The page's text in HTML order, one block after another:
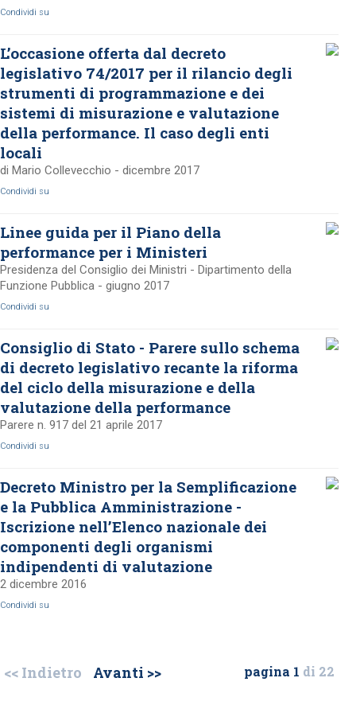
Condividi su
L’occasione offerta dal decreto
legislativo 74/2017 per il rilancio degli
strumenti di programmazione e dei
sistemi di misurazione e valutazione
della performance. Il caso degli enti
locali
di Mario Collevecchio - dicembre 2017
Condividi su
Linee guida per il Piano della
performance per i Ministeri
Presidenza del Consiglio dei Ministri - Dipartimento della
Funzione Pubblica - giugno 2017
Condividi su
Consiglio di Stato - Parere sullo schema
di decreto legislativo recante la riforma
del ciclo della misurazione e della
valutazione della performance
Parere n. 917 del 21 aprile 2017
Condividi su
Decreto Ministro per la Semplificazione
e la Pubblica Amministrazione -
Iscrizione nell’Elenco nazionale dei
componenti degli organismi
indipendenti di valutazione
2 dicembre 2016
Condividi su
<< Indietro Avanti >> pagina 1 di 22